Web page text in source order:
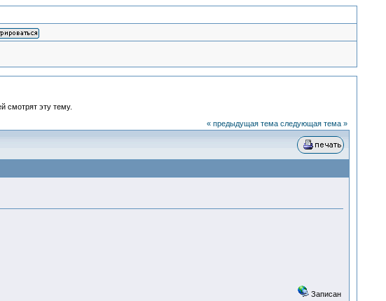
смотрят эту тему.
« предыдущая тема следующая тема »
Записан